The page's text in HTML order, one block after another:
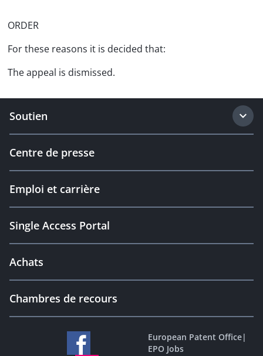
ORDER
For these reasons it is decided that:
The appeal is dismissed.
Soutien
Centre de presse
Emploi et carrière
Single Access Portal
Achats
Chambres de recours
European Patent Office|
EPO Jobs